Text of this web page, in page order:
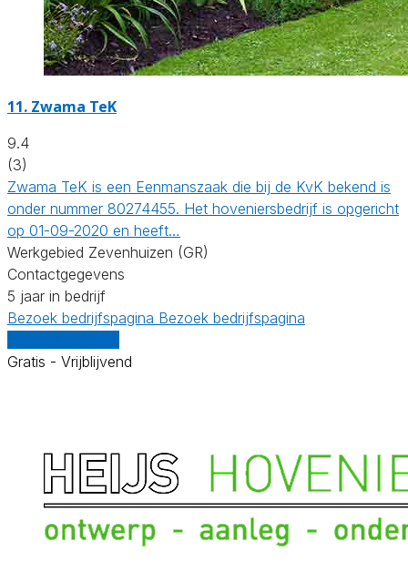
11. Zwama TeK
9.4
(3)
Zwama TeK is een Eenmanszaak die bij de KvK bekend is
onder nummer 80274455. Het hoveniersbedrijf is opgericht
op 01-09-2020 en heeft…
Werkgebied Zevenhuizen (GR)
Contactgegevens
5 jaar in bedrijf
Bezoek bedrijfspagina Bezoek bedrijfspagina
Gratis - Vrijblijvend